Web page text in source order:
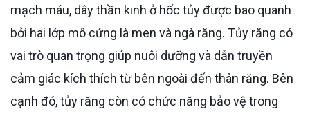
mạch máu, dây thần kinh ở hốc tủy được bao quanh
bởi hai lớp mô cứng là men và ngà răng. Tủy răng có
vai trò quan trọng giúp nuôi dưỡng và dẫn truyền
cảm giác kích thích từ bên ngoài đến thân răng. Bên
cạnh đó, tủy răng còn có chức năng bảo vệ trong